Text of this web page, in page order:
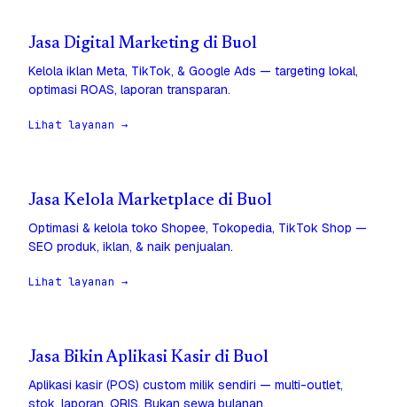
Jasa Digital Marketing di Buol
Kelola iklan Meta, TikTok, & Google Ads — targeting lokal,
optimasi ROAS, laporan transparan.
Lihat layanan →
Jasa Kelola Marketplace di Buol
Optimasi & kelola toko Shopee, Tokopedia, TikTok Shop —
SEO produk, iklan, & naik penjualan.
Lihat layanan →
Jasa Bikin Aplikasi Kasir di Buol
Aplikasi kasir (POS) custom milik sendiri — multi-outlet,
stok, laporan, QRIS. Bukan sewa bulanan.